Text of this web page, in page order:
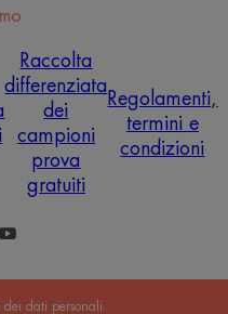
Raccolta
differenziata
dei
campioni
prova
gratuiti
Regolamenti,
termini e
condizioni
dei dati personali